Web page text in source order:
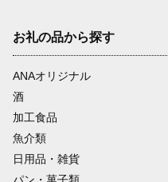
お礼の品から探す
ANAオリジナル
酒
加工食品
魚介類
日用品・雑貨